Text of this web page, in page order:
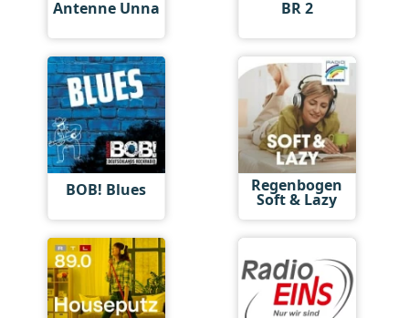
Antenne Unna BR 2
BOB! Blues Regenbogen
Soft & Lazy